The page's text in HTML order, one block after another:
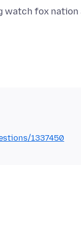
watch fox
1337450